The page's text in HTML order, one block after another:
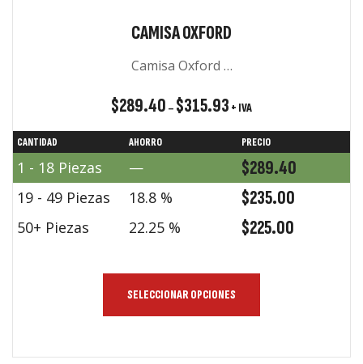
CAMISA OXFORD
Camisa Oxford …
$289.40 – $315.93 + IVA
CANTIDAD AHORRO PRECIO
1 - 18 Piezas — $289.40
19 - 49 Piezas 18.8 % $235.00
50+ Piezas 22.25 % $225.00
SELECCIONAR OPCIONES